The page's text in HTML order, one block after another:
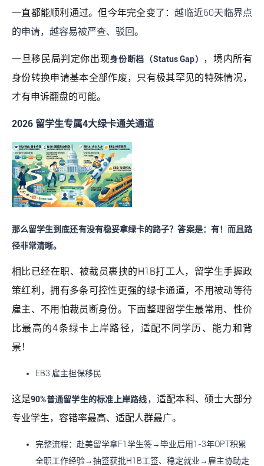
一直都能顺利通过。但今年完全变了：越临近60天临界点
的申请，越容易被严查、驳回。
一旦移民局判定你出现身份断档（Status Gap） ，境内所有
身份转换申请基本全部作废，只有极其罕见的特殊情况，
才有申诉翻盘的可能。
2026 留学生专属4大绿卡通关通道
那么留学生到底还有没有稳妥拿绿卡的路子？答案是：有！而且路
径非常清晰。
相比已经在职、被裁员裹挟的H1B打工人，留学生手握政
策红利，拥有多条可控性更强的绿卡通道，不用被动等待
雇主、不用怕裁员断身份。下面整理留学生最常用、性价
比最高的4条绿卡上岸路径，适配不同学历、能力和背
景！
EB3 雇主担保移民
这是90%普通留学生的标准上岸路线，适配本科、硕士大部分
专业学生，容错率最高、适配人群最广。
完整流程：赴美留学拿F1学生签→毕业后用1-3年OPT积累
全职工作经验→抽签获批H1B工签、稳定就业→雇主协助走